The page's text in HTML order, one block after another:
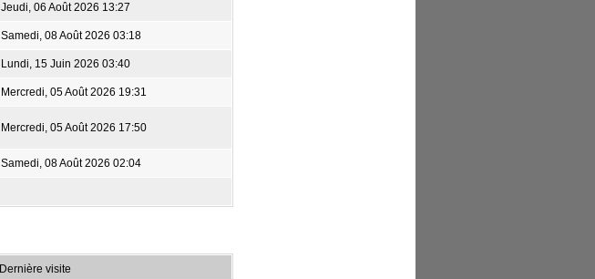
Jeudi, 06 Août 2026 13:27
Samedi, 08 Août 2026 03:18
Lundi, 15 Juin 2026 03:40
Mercredi, 05 Août 2026 19:31
Mercredi, 05 Août 2026 17:50
Samedi, 08 Août 2026 02:04
Dernière visite